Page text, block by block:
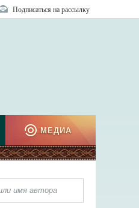
Подписаться на рассылку
МЕДИА